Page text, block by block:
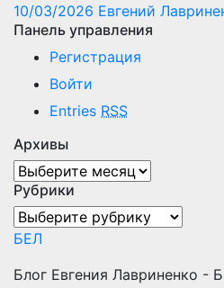
10/03/2026 Евгений
Панель управления
Регистрация
Войти
Entries RSS
Архивы
Архивы
Рубрики
Рубрики
БЕЛ
Блог Евгения Лавриненко -